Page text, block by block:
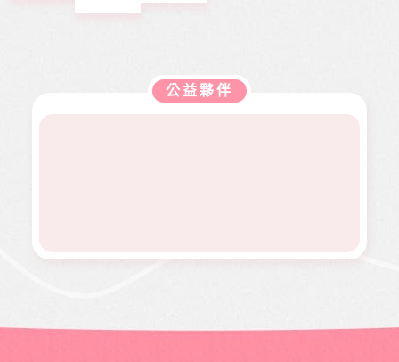
務工
作，如
靈、健
康、人
年12期
短幾個
開朗，
公益夥伴